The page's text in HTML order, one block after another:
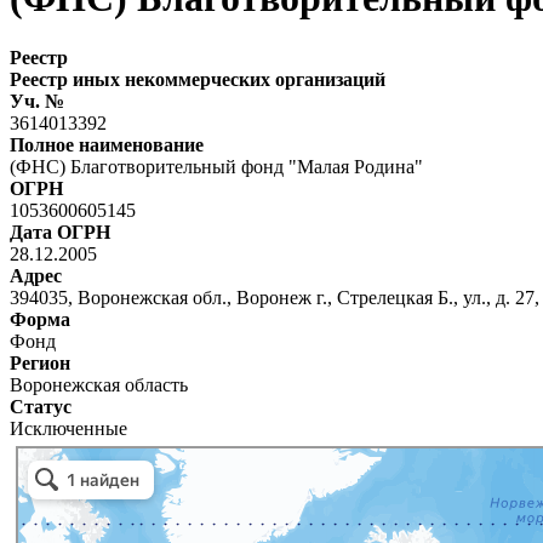
Реестр
Реестр иных некоммерческих организаций
Уч. №
3614013392
Полное наименование
(ФНС) Благотворительный фонд "Малая Родина"
ОГРН
1053600605145
Дата ОГРН
28.12.2005
Адрес
394035, Воронежская обл., Воронеж г., Стрелецкая Б., ул., д.
Форма
Фонд
Регион
Воронежская область
Статус
Исключенные